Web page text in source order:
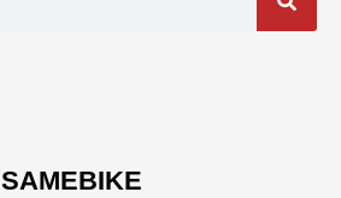
SAMEBIKE